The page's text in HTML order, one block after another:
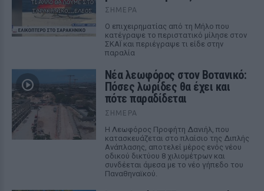
ΣΉΜΕΡΑ
Ο επιχειρηματίας από τη Μήλο που
κατέγραψε το περιστατικό μίλησε στον
ΣΚΑΪ και περιέγραψε τι είδε στην
παραλία
Νέα λεωφόρος στον Βοτανικό:
Πόσες λωρίδες θα έχει και
πότε παραδίδεται
ΣΉΜΕΡΑ
Η Λεωφόρος Προφήτη Δανιήλ, που
κατασκευάζεται στο πλαίσιο της Διπλής
Ανάπλασης, αποτελεί μέρος ενός νέου
οδικού δικτύου 8 χιλιομέτρων και
συνδέεται άμεσα με το νέο γήπεδο του
Παναθηναϊκού.